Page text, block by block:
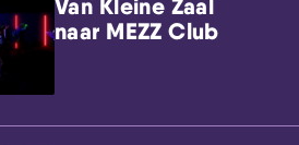
Skip navigatie
Van Kleine Zaal
naar MEZZ Club